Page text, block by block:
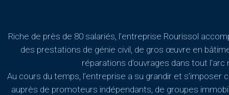
Riche de près de 80 salariés, l’entreprise Rourissol
des prestations de génie civil, de gros œuvre en
réparations d’ouvrages dans tout
Au cours du temps, l’entreprise a su grandir et
auprès de promoteurs indépendants, de groupes